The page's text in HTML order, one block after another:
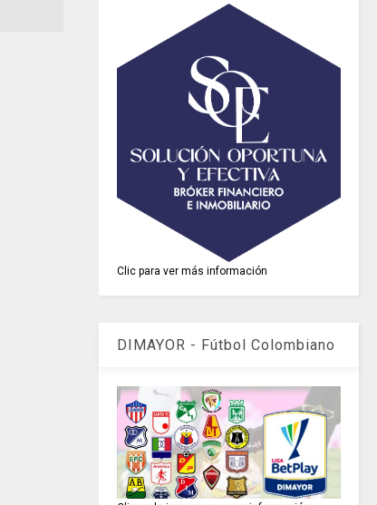
Clic para ver más información
DIMAYOR - Fútbol Colombiano